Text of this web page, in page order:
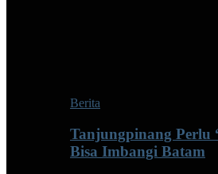
Berita
Tanjungpinang Perlu
Bisa Imbangi Batam